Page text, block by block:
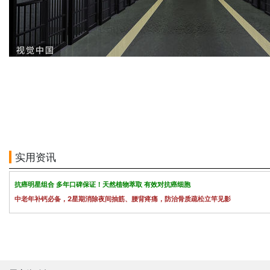
实用资讯
抗癌明星组合 多年口碑保证！天然植物萃取 有效对抗癌细胞
中老年补钙必备，2星期消除夜间抽筋、腰背疼痛，防治骨质疏松立竿见影